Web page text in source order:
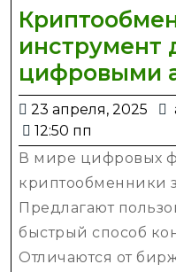
инструмент
цифровыми
23 апреля, 2025
23
12:50 пп
В мире цифровых
криптообменники
Предлагают
быстрый способ
Отличаются от